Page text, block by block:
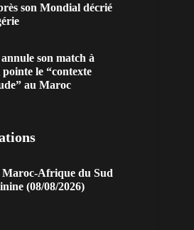
son Mondial décrié
son match à
le “contexte
au Maroc
Maroc-Afrique du Sud
(08/08/2026)